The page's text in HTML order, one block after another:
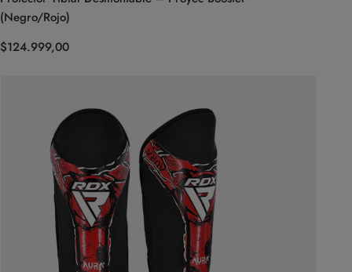
(Negro/Rojo)
$124.999,00